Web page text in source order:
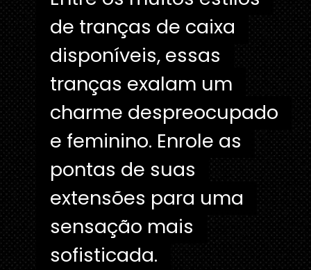
de tranças de caixa
disponíveis, essas
tranças exalam um
charme despreocupado
e feminino. Enrole as
pontas de suas
extensões para uma
sensação mais
sofisticada.
de tranças de caixa
disponíveis, essas
tranças exalam um
charme despreocupado
e feminino. Enrole as
pontas de suas
extensões para uma
sensação mais